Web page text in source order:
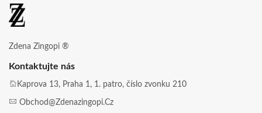
Zdena Zingopi ®
Kontaktujte nás
Kaprova 13, Praha 1, 1. patro, číslo zvonku 210
Obchod@zdenazingopi.cz